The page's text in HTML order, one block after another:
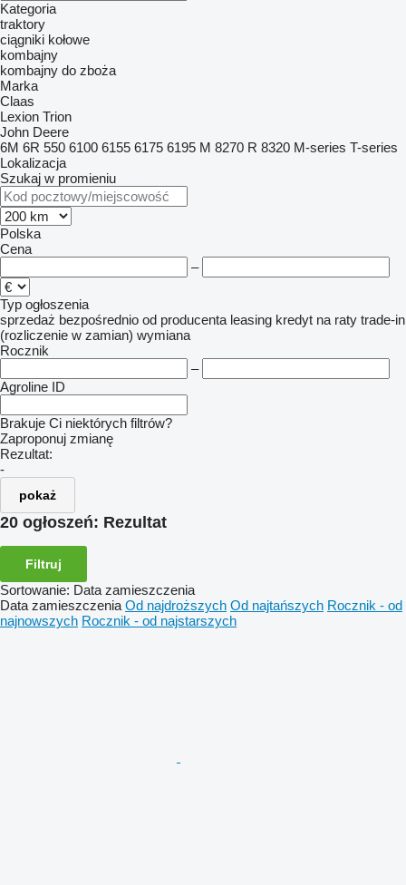
Kategoria
traktory
ciągniki kołowe
kombajny
kombajny do zboża
Marka
Claas
Lexion Trion
John Deere
6M 6R 550 6100 6155 6175 6195 M 8270 R 8320 M-series T-series
Lokalizacja
Szukaj w promieniu
Polska
Cena
–
Typ ogłoszenia
sprzedaż bezpośrednio od producenta leasing kredyt na raty trade-in
(rozliczenie w zamian) wymiana
Rocznik
–
Agroline ID
Brakuje Ci niektórych filtrów?
Zaproponuj zmianę
Rezultat:
-
pokaż
20 ogłoszeń: Rezultat
Filtruj
Sortowanie: Data zamieszczenia
Data zamieszczenia Od najdroższych Od najtańszych Rocznik - od
najnowszych Rocznik - od najstarszych